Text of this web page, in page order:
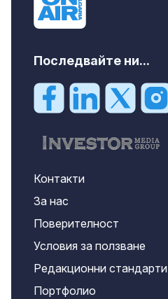
Последвайте ни...
Контакти
За нас
Поверителност
Условия за ползване
Редакционни стандарти
Портфолио